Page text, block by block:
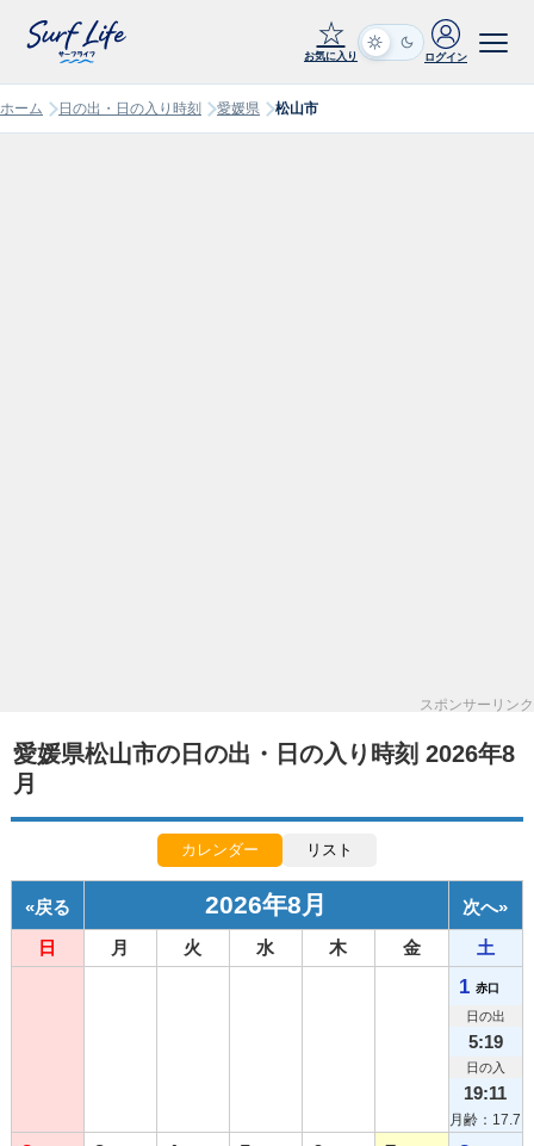
☆
お気に入り ログイン
ホーム 日の出・日の入り時刻 愛媛県 松山市
スポンサーリンク
愛媛県松山市の日の出・日の入り時刻 2026年8
月
カレンダー リスト
«戻る 2026年8月 次へ»
日
月 火 水 木 金 土
1 赤口
日の出
5:19
日の入
19:11
月齢：17.7